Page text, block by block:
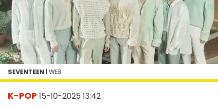
K-POP 15-10-2025 13:42
SEVENTEEN | WEB